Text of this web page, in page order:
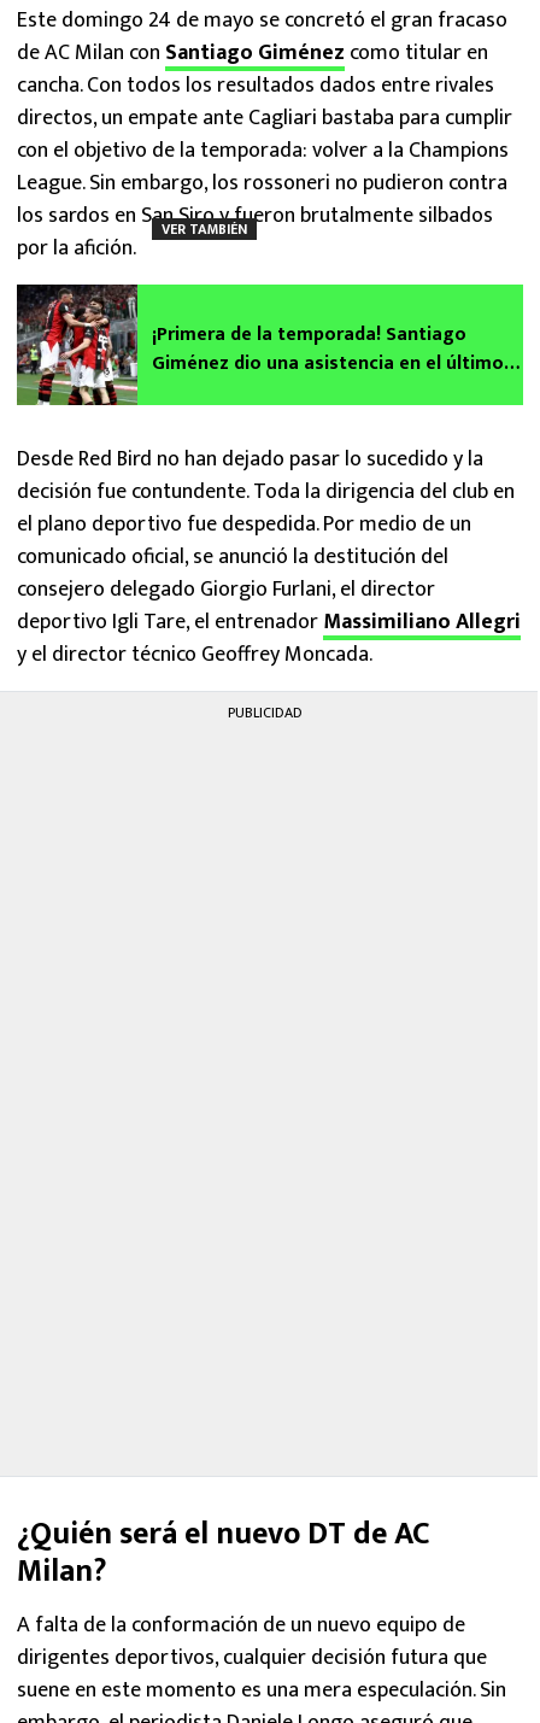
Este domingo 24 de mayo se concretó el gran fracaso
de AC Milan con Santiago Giménez como titular en
cancha. Con todos los resultados dados entre rivales
directos, un empate ante Cagliari bastaba para cumplir
con el objetivo de la temporada: volver a la Champions
League. Sin embargo, los rossoneri no pudieron contra
los sardos en San Siro y fueron brutalmente silbados
por la afición.
VER TAMBIÉN
¡Primera de la temporada! Santiago
Giménez dio una asistencia en el último
Desde Red Bird no han dejado pasar lo sucedido y la
decisión fue contundente. Toda la dirigencia del club en
el plano deportivo fue despedida. Por medio de un
comunicado oficial, se anunció la destitución del
consejero delegado Giorgio Furlani, el director
deportivo Igli Tare, el entrenadorMassimiliano Allegri
y el director técnico Geoffrey Moncada.
PUBLICIDAD
¿Quién será el nuevo DT de AC
Milan?
A falta de la conformación de un nuevo equipo de
dirigentes deportivos, cualquier decisión futura que
suene en este momento es una mera especulación. Sin